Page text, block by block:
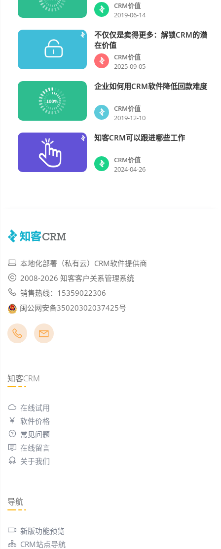
CRM价值
2019-06-14
不仅仅是卖得更多：解锁CRM的潜
在价值
CRM价值
2025-09-05
企业如何用CRM软件降低回款难度
CRM价值
2019-12-10
知客CRM可以跟进哪些工作
CRM价值
2024-04-26
本地化部署（私有云）CRM软件提供商
2008-2026 知客客户关系管理系统
销售热线：15359022306
闽公网安备35020302037425号
知客CRM
在线试用
软件价格
常见问题
在线留言
关于我们
导航
新版功能预览
CRM站点导航